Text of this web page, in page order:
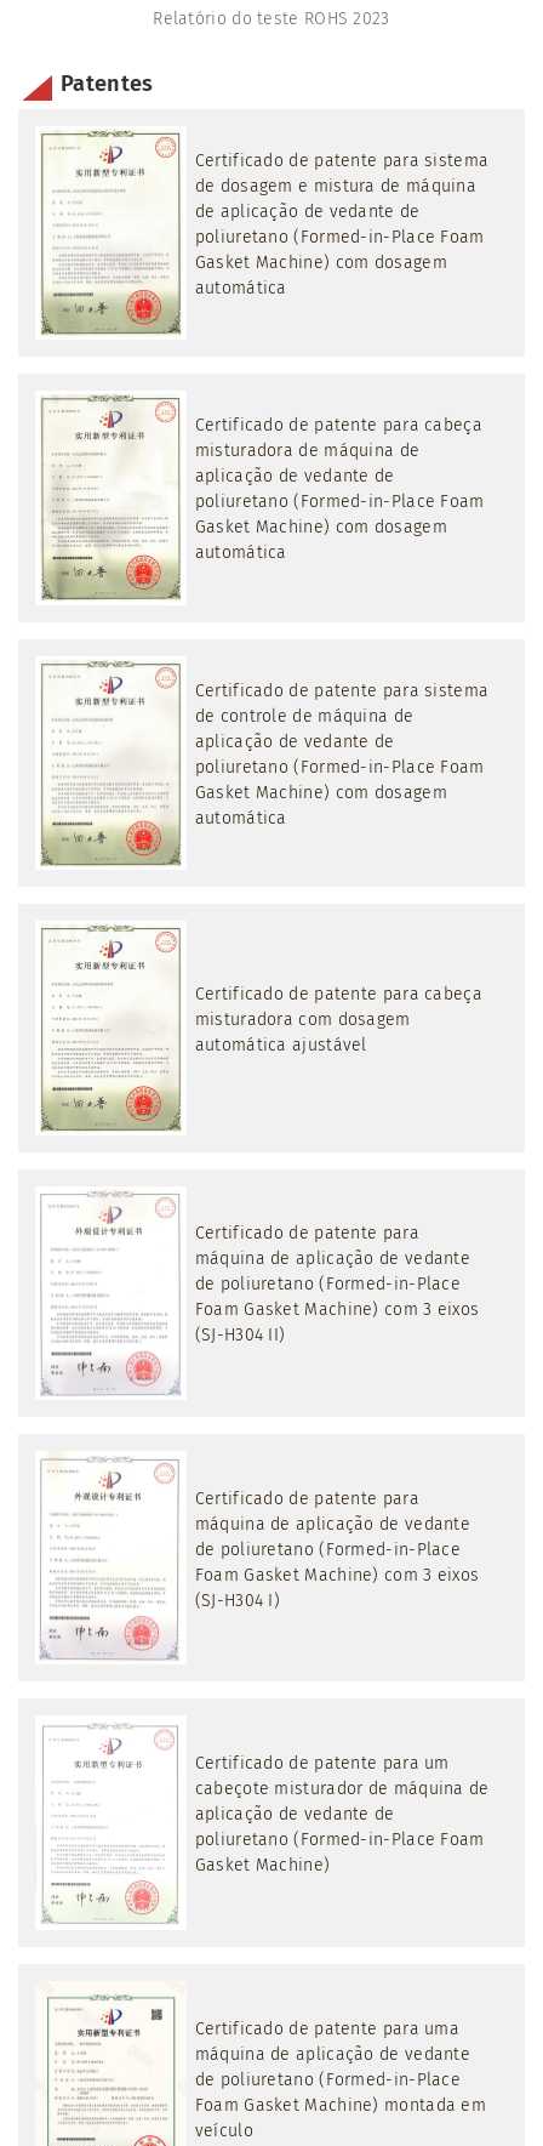
Relatório do teste ROHS 2023
Patentes
Certificado de patente para sistema
de dosagem e mistura de máquina
de aplicação de vedante de
poliuretano (Formed-in-Place Foam
Gasket Machine) com dosagem
automática
Certificado de patente para cabeça
misturadora de máquina de
aplicação de vedante de
poliuretano (Formed-in-Place Foam
Gasket Machine) com dosagem
automática
Certificado de patente para sistema
de controle de máquina de
aplicação de vedante de
poliuretano (Formed-in-Place Foam
Gasket Machine) com dosagem
automática
Certificado de patente para cabeça
misturadora com dosagem
automática ajustável
Certificado de patente para
máquina de aplicação de vedante
de poliuretano (Formed-in-Place
Foam Gasket Machine) com 3 eixos
(SJ-H304 II)
Certificado de patente para
máquina de aplicação de vedante
de poliuretano (Formed-in-Place
Foam Gasket Machine) com 3 eixos
(SJ-H304 I)
Certificado de patente para um
cabeçote misturador de máquina de
aplicação de vedante de
poliuretano (Formed-in-Place Foam
Gasket Machine)
Certificado de patente para uma
máquina de aplicação de vedante
de poliuretano (Formed-in-Place
Foam Gasket Machine) montada em
veículo